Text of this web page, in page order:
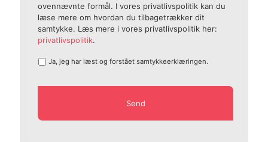
ovennævnte formål. I vores privatlivspolitik kan du
læse mere om hvordan du tilbagetrækker dit
samtykke. Læs mere i vores privatlivspolitik her:
privatlivspolitik.
Ja, jeg har læst og forstået samtykkeerklæringen.